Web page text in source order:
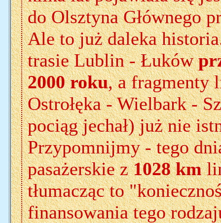
do Olsztyna Głównego
Ale to już daleka
trasie Lublin - Łuków
2000 roku, a fragmenty
Ostrołęka - Wielbark -
pociąg jechał) już nie
Przypomnijmy - tego
pasażerskie z1028 km
tłumacząc to
finansowania tego